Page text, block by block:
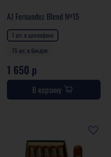
AJ Fernandez Blend №15
1 шт. в целлофане
15 шт. в бандле
1 650 р
В корзину